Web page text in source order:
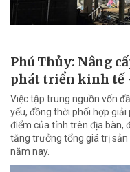
Phú Thủy: Nâng
phát triển kinh tế
Việc tập trung nguồn vốn
yếu, đồng thời phối hợp
điểm của tỉnh trên địa bàn,
tăng trưởng tổng giá trị
năm nay.